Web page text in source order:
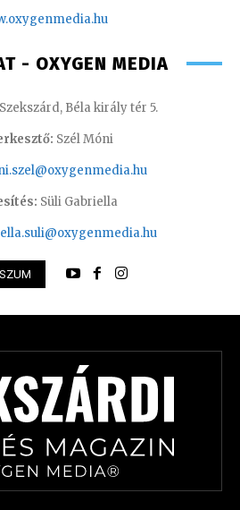
- OXYGEN MEDIA
Béla király tér 5.
Szél Móni
Süli Gabriella